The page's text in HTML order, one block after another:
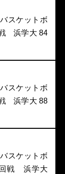
スケットボ
浜学大 84
スケットボ
浜学大 88
スケットボ
戦 浜学大